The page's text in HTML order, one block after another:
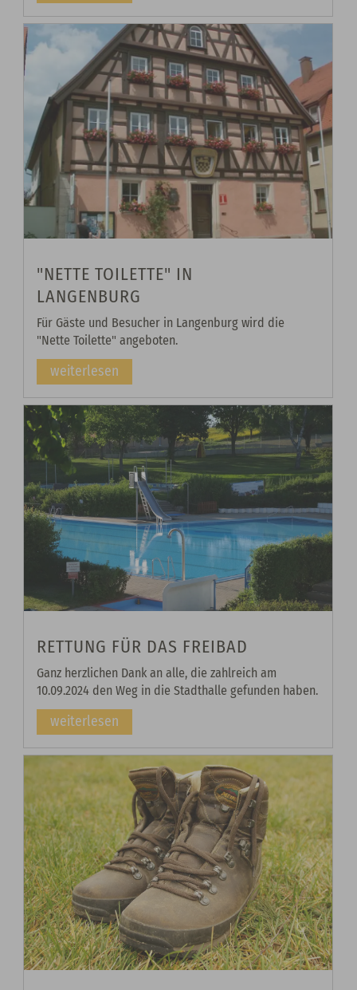
"NETTE TOILETTE" IN
LANGENBURG
Für Gäste und Besucher in Langenburg wird die
"Nette Toilette" angeboten.
weiterlesen
RETTUNG FÜR DAS FREIBAD
Ganz herzlichen Dank an alle, die zahlreich am
10.09.2024 den Weg in die Stadthalle gefunden haben.
weiterlesen